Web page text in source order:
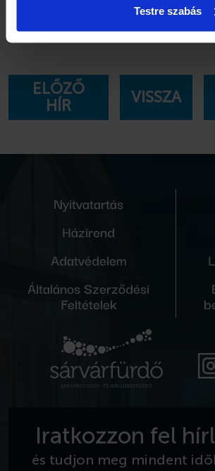
Testre szabás
Mutatjuk, mi
családi részlegünkön.
ELŐZŐ
HÍR
VISSZA
Nyitvatartás
Házirend
Adatvédelem
Általános Szerződési
Feltételek
Iratkozzon fel
és tudjon meg mindent